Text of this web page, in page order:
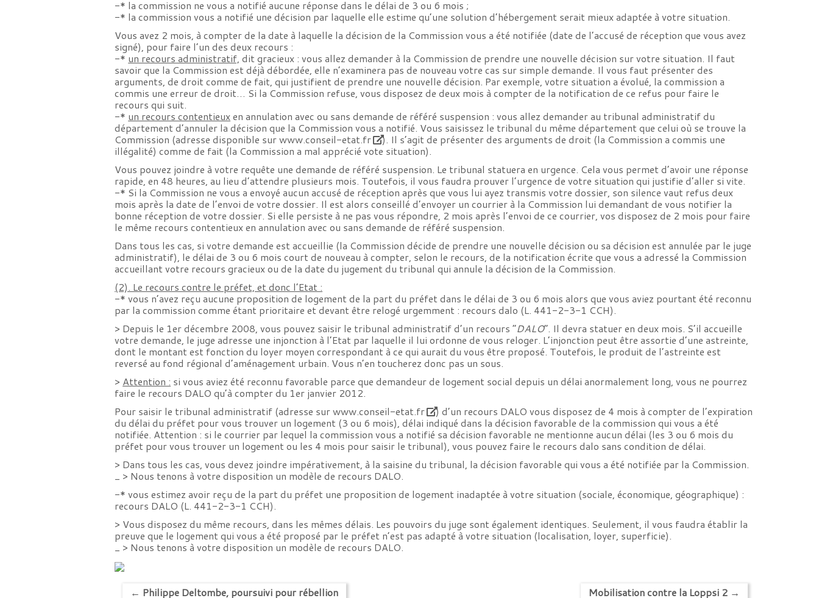
-* la commission ne vous a notifié aucune réponse dans le délai de 3 ou 6 mois ;
-* la commission vous a notifié une décision par laquelle elle estime qu’une solution d’hébergement serait mieux adaptée à votre situation.
Vous avez 2 mois, à compter de la date à laquelle la décision de la Commission vous a été notifiée (date de l’accusé de réception que vous avez
signé), pour faire l’un des deux recours :
-* un recours administratif, dit gracieux : vous allez demander à la Commission de prendre une nouvelle décision sur votre situation. Il faut
savoir que la Commission est déjà débordée, elle n’examinera pas de nouveau votre cas sur simple demande. Il vous faut présenter des
arguments, de droit comme de fait, qui justifient de prendre une nouvelle décision. Par exemple, votre situation a évolué, la commission a
commis une erreur de droit… Si la Commission refuse, vous disposez de deux mois à compter de la notification de ce refus pour faire le
recours qui suit.
-* un recours contentieuxen annulation avec ou sans demande de référé suspension : vous allez demander au tribunal administratif du
département d’annuler la décision que la Commission vous a notifié. Vous saisissez le tribunal du même département que celui où se trouve la
Commission (adresse disponible surwww.conseil-etat.fr
). Il s’agit de présenter des arguments de droit (la Commission a commis une
illégalité) comme de fait (la Commission a mal apprécié vote situation).
Vous pouvez joindre à votre requête une demande de référé suspension. Le tribunal statuera en urgence. Cela vous permet d’avoir une réponse
rapide, en 48 heures, au lieu d’attendre plusieurs mois. Toutefois, il vous faudra prouver l’urgence de votre situation qui justifie d’aller si vite.
-* Si la Commission ne vous a envoyé aucun accusé de réception après que vous lui ayez transmis votre dossier, son silence vaut refus deux
mois après la date de l’envoi de votre dossier. Il est alors conseillé d’envoyer un courrier à la Commission lui demandant de vous notifier la
bonne réception de votre dossier. Si elle persiste à ne pas vous répondre, 2 mois après l’envoi de ce courrier, vos disposez de 2 mois pour faire
le même recours contentieux en annulation avec ou sans demande de référé suspension.
Dans tous les cas, si votre demande est accueillie (la Commission décide de prendre une nouvelle décision ou sa décision est annulée par le juge
administratif), le délai de 3 ou 6 mois court de nouveau à compter, selon le recours, de la notification écrite que vous a adressé la Commission
accueillant votre recours gracieux ou de la date du jugement du tribunal qui annule la décision de la Commission.
(2). Le recours contre le préfet, et donc l’Etat :
-* vous n’avez reçu aucune proposition de logement de la part du préfet dans le délai de 3 ou 6 mois alors que vous aviez pourtant été reconnu
par la commission comme étant prioritaire et devant être relogé urgemment : recours dalo (L. 441-2-3-1 CCH).
> Depuis le 1er décembre 2008, vous pouvez saisir le tribunal administratif d’un recours “DALO“. Il devra statuer en deux mois. S’il accueille
votre demande, le juge adresse une injonction à l’Etat par laquelle il lui ordonne de vous reloger. L’injonction peut être assortie d’une astreinte,
dont le montant est fonction du loyer moyen correspondant à ce qui aurait du vous être proposé. Toutefois, le produit de l’astreinte est
reversé au fond régional d’aménagement urbain. Vous n’en toucherez donc pas un sous.
> Attention : si vous aviez été reconnu favorable parce que demandeur de logement social depuis un délai anormalement long, vous ne pourrez
faire le recours DALO qu’à compter du 1er janvier 2012.
Pour saisir le tribunal administratif (adresse surwww.conseil-etat.fr
) d’un recours DALO vous disposez de 4 mois à compter de l’expiration
du délai du préfet pour vous trouver un logement (3 ou 6 mois), délai indiqué dans la décision favorable de la commission qui vous a été
notifiée. Attention : si le courrier par lequel la commission vous a notifié sa décision favorable ne mentionne aucun délai (les 3 ou 6 mois du
préfet pour vous trouver un logement ou les 4 mois pour saisir le tribunal), vous pouvez faire le recours dalo sans condition de délai.
> Dans tous les cas, vous devez joindre impérativement, à la saisine du tribunal, la décision favorable qui vous a été notifiée par la Commission.
_ > Nous tenons à votre disposition un modèle de recours DALO.
-* vous estimez avoir reçu de la part du préfet une proposition de logement inadaptée à votre situation (sociale, économique, géographique) :
recours DALO (L. 441-2-3-1 CCH).
> Vous disposez du même recours, dans les mêmes délais. Les pouvoirs du juge sont également identiques. Seulement, il vous faudra établir la
preuve que le logement qui vous a été proposé par le préfet n’est pas adapté à votre situation (localisation, loyer, superficie).
_ > Nous tenons à votre disposition un modèle de recours DALO.
← Philippe Deltombe, poursuivi pour rébellion Mobilisation contre la Loppsi 2 →